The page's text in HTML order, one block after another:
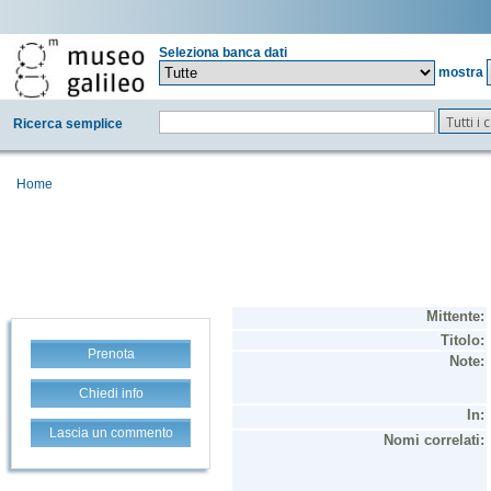
Seleziona banca dati
mostra
Ricerca semplice Tutti i
Home
Prenota
Chiedi info
Lascia un commento